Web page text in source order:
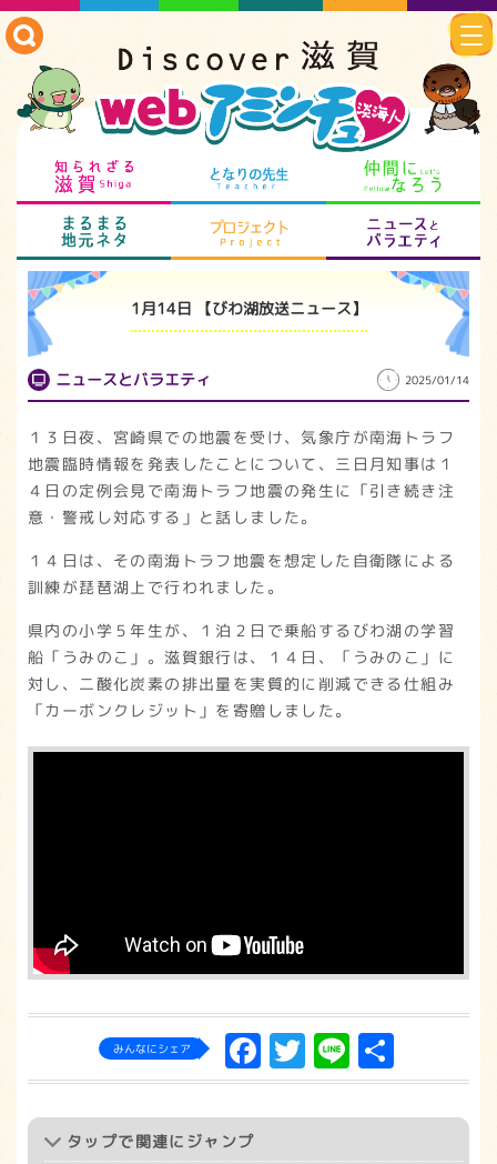
知られざる滋賀 となりの先生
まるまる地元ネタ プロジェクト
1月14日 【びわ湖放送ニュース】
ニュースとバラエティ 2025/01/14
１３日夜、宮崎県での地震を受け、気象庁が南海トラフ
地震臨時情報を発表したことについて、三日月知事は１
４日の定例会見で南海トラフ地震の発生に「引き続き注
意・警戒し対応する」と話しました。
１４日は、その南海トラフ地震を想定した自衛隊による
訓練が琵琶湖上で行われました。
県内の小学５年生が、１泊２日で乗船するびわ湖の学習
船「うみのこ」。滋賀銀行は、１４日、「うみのこ」に
対し、二酸化炭素の排出量を実質的に削減できる仕組み
「カーボンクレジット」を寄贈しました。
みんなにシェア Facebook
Twitter
Line
有
タップで関連にジャンプ